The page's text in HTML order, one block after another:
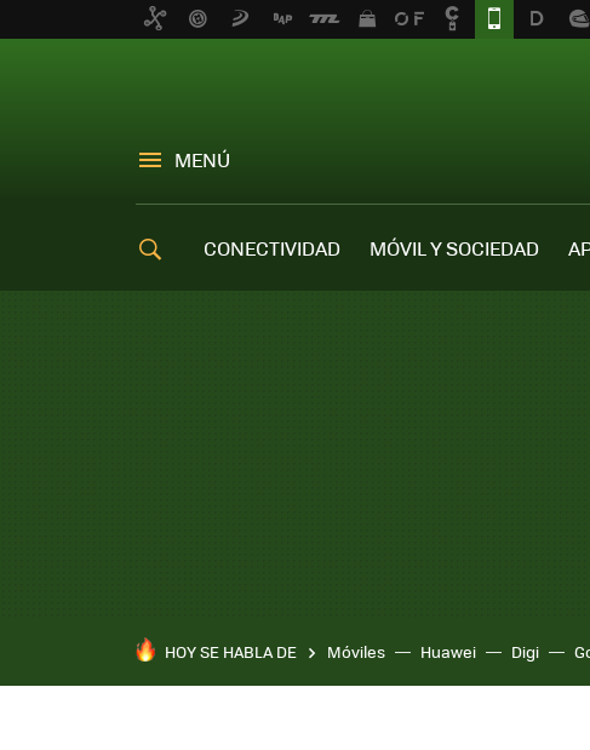
MENÚ
CONECTIVIDAD MÓVIL Y SOCIEDAD
HOY SE HABLA DE Móviles Huawei Digi